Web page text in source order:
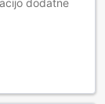
potrebujete
odvisno pa